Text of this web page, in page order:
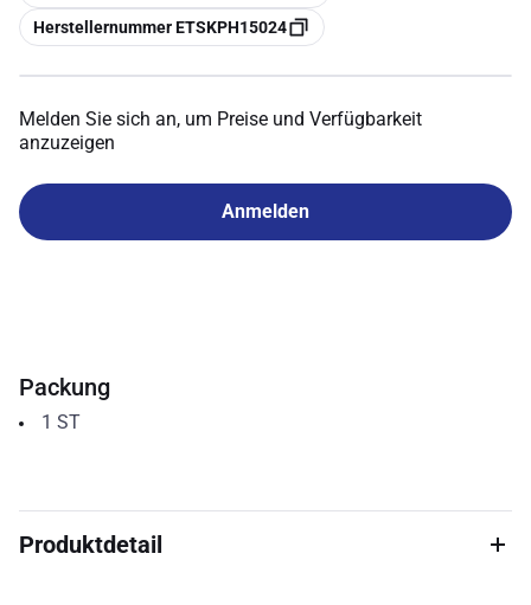
Kopieren
Herstellernummer ETSKPH15024
Melden Sie sich an, um Preise und Verfügbarkeit
anzuzeigen
Anmelden
Packung
1 ST
Produktdetail